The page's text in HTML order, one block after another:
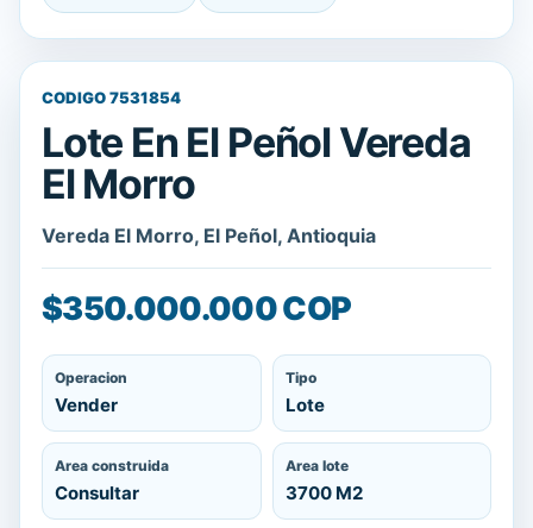
CODIGO 7531854
Lote En El Peñol Vereda
El Morro
Vereda El Morro, El Peñol, Antioquia
$350.000.000 COP
Operacion
Vender
Tipo
Lote
Area construida
Consultar
Area lote
3700 M2